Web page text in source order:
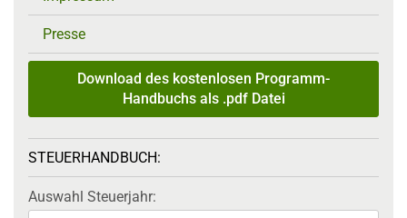
Presse
Download des kostenlosen Programm-
Handbuchs als .pdf Datei
STEUERHANDBUCH:
Auswahl Steuerjahr: